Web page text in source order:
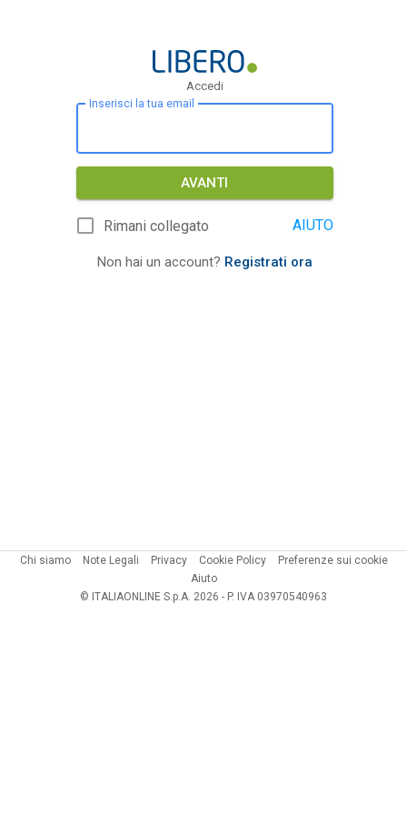
Accedi
Inserisci la tua email
AVANTI
Rimani collegato AIUTO
Non hai un account? Registrati ora
Chi siamo Note Legali Privacy Cookie Policy
Preferenze sui cookie
Aiuto
© ITALIAONLINE S.p.A. 2026 - P. IVA 03970540963